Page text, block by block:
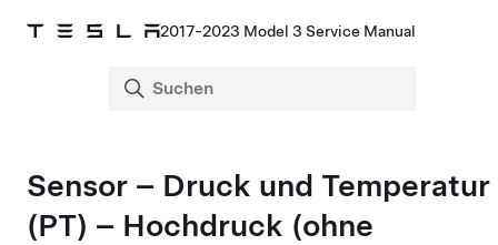
2017-2023 Model 3 Service Manual
Sensor – Druck und Temperatur
(PT) – Hochdruck (ohne